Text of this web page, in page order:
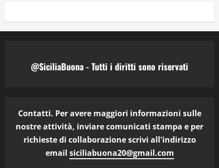
@SiciliaBuona - Tutti i diritti sono riservati
Contatti. Per avere maggiori informazioni sulle
nostre attività, inviare comunicati stampa e per
richieste di collaborazione scrivi all'indirizzo
email siciliabuona20@gmail.com